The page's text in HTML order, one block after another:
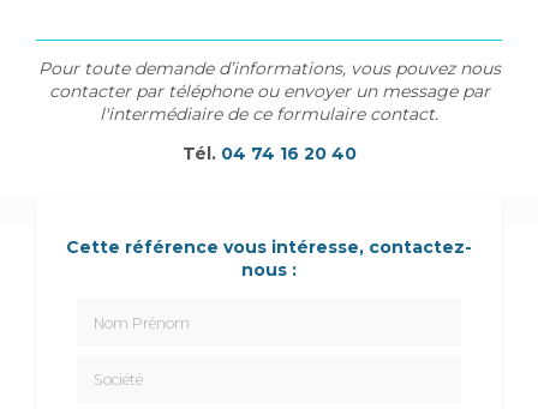
Pour toute demande d’informations, vous pouvez nous
contacter par téléphone ou envoyer un message par
l'intermédiaire de ce formulaire contact.
Tél. 04 74 16 20 40
Cette référence vous intéresse, contactez-
nous :